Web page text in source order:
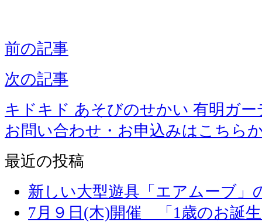
前の記事
次の記事
キドキド あそびのせかい 有明ガー
お問い合わせ・お申込みはこちら
最近の投稿
新しい大型遊具「エアムーブ」
7月９日(木)開催 「1歳のお誕